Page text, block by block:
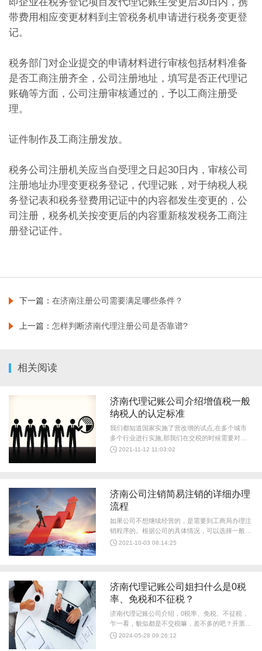
即企业在税务登记项目发代理记账生变更后30日内，携
带费用相应变更材料到主管税务机申请进行税务变更登
记。
税务部门对企业提交的申请材料进行审核包括材料准备
是否工商注册齐全，公司注册地址，填写是否正代理记
账确等方面，公司注册审核通过的，予以工商注册受
理。
证件制作及工商注册发放。
税务公司注册机关应当自受理之日起30日内，审核公司
注册地址办理变更税务登记，代理记账，对于纳税人税
务登记表和税务登费用记证中的内容都发生变更的，公
司注册，税务机关按变更后的内容重新核发税务工商注
册登记证件。
下一篇： 在济南注册公司需要满足哪些条件？
上一篇： 怎样判断济南代理注册公司是否靠谱?
相关阅读
济南代理记账公司介绍增值税一般
纳税人的认定标准
我们都知道国家实施了营改增的试点,在多个城市
多个行业进行实施,那我们在交税的时候需要对最
新增值税一般纳税人进行一个认定,自从营改增以
2021-11-12 11:03:02
济南公司注销简易注销的详细办理
流程
如果公司不想继续经营的，是需要到工商局办理注
销程序的。根据公司的具体情况，可以选择一般注
销程序或者简易注销程序。现在简易注销为公司节
2021-10-03 08:14:25
济南代理记账公司姐扫什么是0税
率、免税和不征税？
济南代理记账公司介绍，0税率、免税、不征税，
乍一看，貌似都是不交税嘛，差不多的吧？开票时
税率统统选0就是了。相信很多人都会有这样的想
2024-05-28 09:26:12